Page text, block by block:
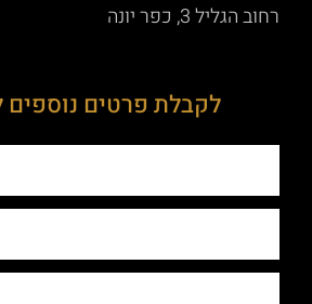
כפר יונה
לקבלת פרטים נוספים